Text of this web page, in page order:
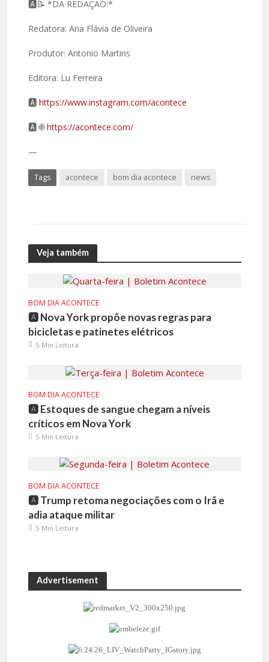
🅰️📝 *DA REDAÇÃO:*
Redatora: Ana Flávia de Oliveira
Produtor: Antonio Martins
Editora: Lu Ferreira
🅰️ https://www.instagram.com/acontece
🅰️ 🌐https://acontece.com/
—
Tags acontece bom dia acontece news
Veja também
BOM DIA ACONTECE
🅰️ Nova York propõe novas regras para
bicicletas e patinetes elétricos
5 Min Leitura
BOM DIA ACONTECE
🅰️ Estoques de sangue chegam a níveis
críticos em Nova York
5 Min Leitura
BOM DIA ACONTECE
🅰️ Trump retoma negociações com o Irã e
adia ataque militar
5 Min Leitura
Advertisement